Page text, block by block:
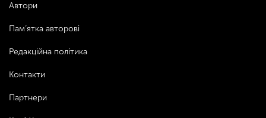
Автори
Пам’ятка авторові
Редакційна політика
Контакти
Партнери